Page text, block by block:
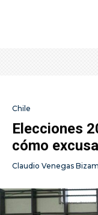
Chile
Elecciones
cómo
Claudio Venegas